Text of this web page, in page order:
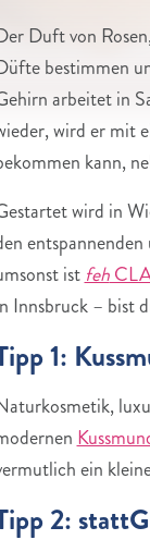
Duft von
bestimmen
arbeitet in
wird er mit
kann,
wird in
ist feh
Innsbruck – bist
1:
ein
2: